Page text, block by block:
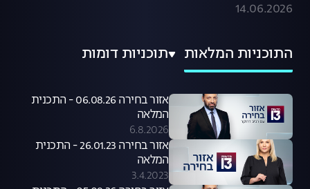
14.06.2026
התוכניות המלאות תוכניות דומות
אזור בחירה 06.08.26 - התכנית
המלאה
6.8.2026
אזור בחירה 26.01.23 - התכנית
המלאה
3.4.2023